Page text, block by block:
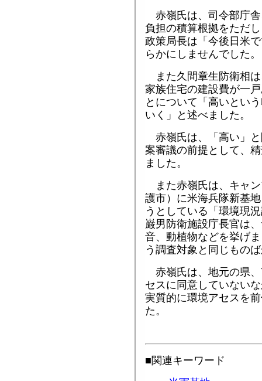
赤嶺氏は、司令部庁
負担の積算根拠をただ
政策局長は「今後日米
らかにしませんでした。
また久間章生防衛相
家族住宅の建設費が一
とについて「高いとい
いく」と述べました。
赤嶺氏は、「高い」
案審議の前提として、
ました。
また赤嶺氏は、キャ
護市）に米海兵隊新基
うとしている「環境現
巌男防衛施設庁長官は
音、動植物などを挙げ
う調査対象と同じもの
赤嶺氏は、地元の県
セスに同意していない
実質的に環境アセスを
た。
■関連キーワード